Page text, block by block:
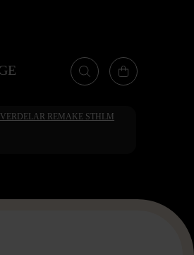
REMAKE STHLM